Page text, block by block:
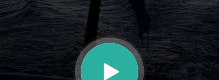
DJ-
kungen